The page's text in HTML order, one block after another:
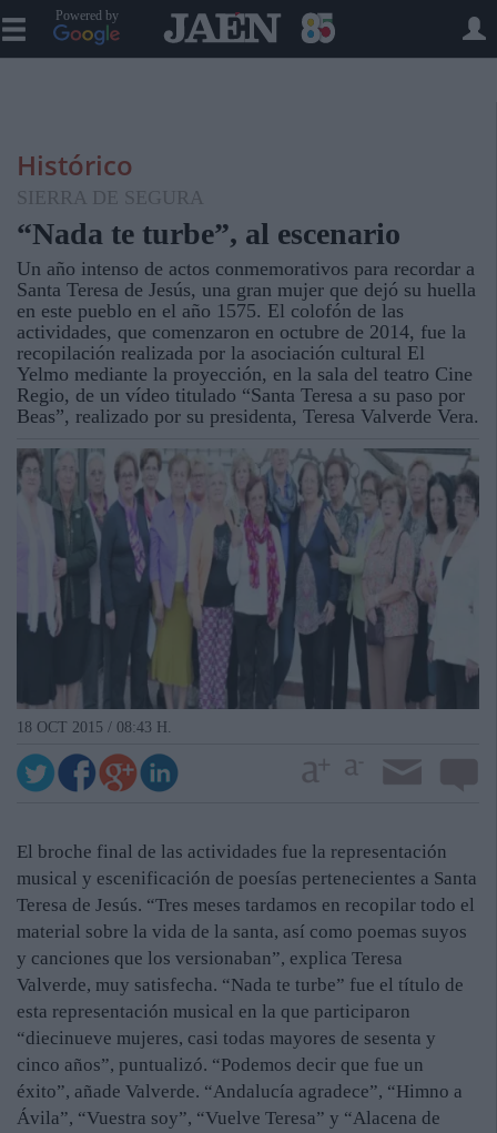
Powered by
Histórico
SIERRA DE SEGURA
“Nada te turbe”, al escenario
Un año intenso de actos conmemorativos para recordar a
Santa Teresa de Jesús, una gran mujer que dejó su huella
en este pueblo en el año 1575. El colofón de las
actividades, que comenzaron en octubre de 2014, fue la
recopilación realizada por la asociación cultural El
Yelmo mediante la proyección, en la sala del teatro Cine
Regio, de un vídeo titulado “Santa Teresa a su paso por
Beas”, realizado por su presidenta, Teresa Valverde Vera.
18 OCT 2015 / 08:43 H.
El broche final de las actividades fue la representación
musical y escenificación de poesías pertenecientes a Santa
Teresa de Jesús. “Tres meses tardamos en recopilar todo el
material sobre la vida de la santa, así como poemas suyos
y canciones que los versionaban”, explica Teresa
Valverde, muy satisfecha. “Nada te turbe” fue el título de
esta representación musical en la que participaron
“diecinueve mujeres, casi todas mayores de sesenta y
cinco años”, puntualizó. “Podemos decir que fue un
éxito”, añade Valverde. “Andalucía agradece”, “Himno a
Ávila”, “Vuestra soy”, “Vuelve Teresa” y “Alacena de